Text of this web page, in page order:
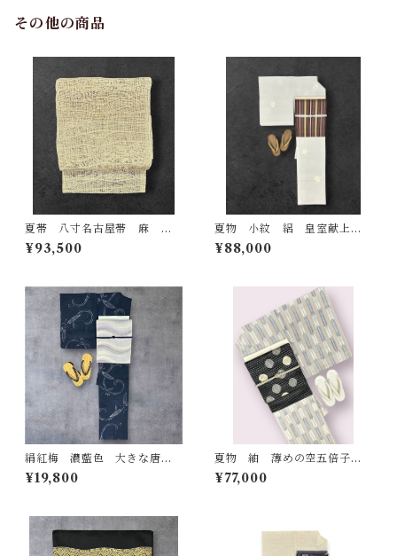
その他の商品
夏帯 八寸名古屋帯 麻 む
ら田 枯色×鳥の子色 繊細な
曲線 長さ 374㎝ Q6704
¥93,500
夏物 小紋 絽 皇室献上絹
江口機業（株） 証紙 反端付
き 絹鼠色の地 銀彩 四季
¥88,000
絹紅梅 濃藍色 大きな唐草
文様 裄丈 64㎝ K6608
¥19,800
夏物 紬 薄めの空五倍子色×
生成り色×グレーがかった藍
色 矢絣 裄丈 68㎝ K560
¥77,000